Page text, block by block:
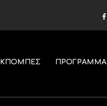
ΠΡΟΓΡΑΜΜΑ